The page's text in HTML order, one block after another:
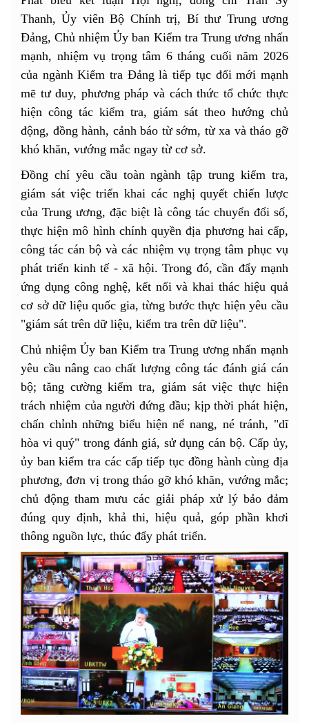
Thanh, Ủy viên Bộ Chính trị, Bí thư Trung ương
Đảng, Chủ nhiệm Ủy ban Kiểm tra Trung ương nhấn
mạnh, nhiệm vụ trọng tâm 6 tháng cuối năm 2026
của ngành Kiểm tra Đảng là tiếp tục đổi mới mạnh
mẽ tư duy, phương pháp và cách thức tổ chức thực
hiện công tác kiểm tra, giám sát theo hướng chủ
động, đồng hành, cảnh báo từ sớm, từ xa và tháo gỡ
khó khăn, vướng mắc ngay từ cơ sở.
Đồng chí yêu cầu toàn ngành tập trung kiểm tra,
giám sát việc triển khai các nghị quyết chiến lược
của Trung ương, đặc biệt là công tác chuyển đổi số,
thực hiện mô hình chính quyền địa phương hai cấp,
công tác cán bộ và các nhiệm vụ trọng tâm phục vụ
phát triển kinh tế - xã hội. Trong đó, cần đẩy mạnh
ứng dụng công nghệ, kết nối và khai thác hiệu quả
cơ sở dữ liệu quốc gia, từng bước thực hiện yêu cầu
"giám sát trên dữ liệu, kiểm tra trên dữ liệu".
Chủ nhiệm Ủy ban Kiểm tra Trung ương nhấn mạnh
yêu cầu nâng cao chất lượng công tác đánh giá cán
bộ; tăng cường kiểm tra, giám sát việc thực hiện
trách nhiệm của người đứng đầu; kịp thời phát hiện,
chấn chỉnh những biểu hiện nể nang, né tránh, "dĩ
hòa vi quý" trong đánh giá, sử dụng cán bộ. Cấp ủy,
ủy ban kiểm tra các cấp tiếp tục đồng hành cùng địa
phương, đơn vị trong tháo gỡ khó khăn, vướng mắc;
chủ động tham mưu các giải pháp xử lý bảo đảm
đúng quy định, khả thi, hiệu quả, góp phần khơi
thông nguồn lực, thúc đẩy phát triển.